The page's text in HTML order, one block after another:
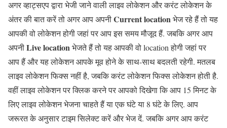
अगर व्हाट्सएप द्वारा भेजी जाने वाली लाइव लोकेशन और करंट लोकेशन के
अंतर की बात करें तो अगर आप अपनीCurrent locationभेज रहे हैं तो यह
आपकी वो लोकेशन होगी जहां पर आप इस समय मौजूद हैं. जबकि अगर आप
अपनीLive locationभेजते हैं तो यह आपकी वो location होगी जहां पर
आप हैं और यह लोकेशन आपके मूव होने के साथ-साथ बदलती रहेगी. मतलब
लाइव लोकेशन फिक्स नहीं है, जबकि करंट लोकेशन फिक्स लोकेशन होती है.
वहीं लाइव लोकेशन पर क्लिक करने पर आपको दिखेगा कि आप 15 मिनट के
लिए लाइव लोकेशन भेजना चाहते हैं या एक घंटे या 8 घंटे के लिए. आप
जरूरत के अनुसार टाइम सिलेक्ट करें और भेज दें. जबकि अगर आप करंट